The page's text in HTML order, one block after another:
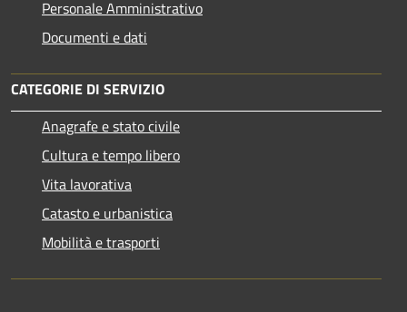
Personale Amministrativo
Documenti e dati
CATEGORIE DI SERVIZIO
Anagrafe e stato civile
Cultura e tempo libero
Vita lavorativa
Catasto e urbanistica
Mobilità e trasporti